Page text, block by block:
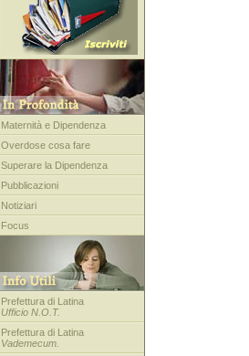
Maternità e Dipendenza
Overdose cosa fare
Superare la Dipendenza
Pubblicazioni
Notiziari
Focus
Prefettura di Latina
Ufficio N.O.T.
Prefettura di Latina
Vademecum.